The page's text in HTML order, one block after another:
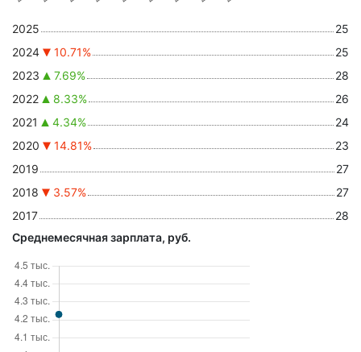
2025
25
2024
10.71%
25
2023
7.69%
28
2022
8.33%
26
2021
4.34%
24
2020
14.81%
23
2019
27
2018
3.57%
27
2017
28
Среднемесячная зарплата, руб.